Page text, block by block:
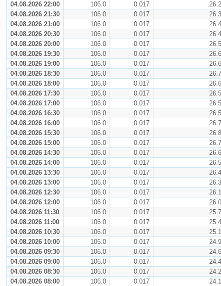
04.08.2026 22:00
106.0 0.017
26.2
04.08.2026 21:30
106.0 0.017
26.3
04.08.2026 21:00
106.0 0.017
26.4
04.08.2026 20:30
106.0 0.017
26.4
04.08.2026 20:00
106.0 0.017
26.5
04.08.2026 19:30
106.0 0.017
26.6
04.08.2026 19:00
106.0 0.017
26.6
04.08.2026 18:30
106.0 0.017
26.7
04.08.2026 18:00
106.0 0.017
26.6
04.08.2026 17:30
106.0 0.017
26.5
04.08.2026 17:00
106.0 0.017
26.5
04.08.2026 16:30
106.0 0.017
26.5
04.08.2026 16:00
106.0 0.017
26.7
04.08.2026 15:30
106.0 0.017
26.8
04.08.2026 15:00
106.0 0.017
26.7
04.08.2026 14:30
106.0 0.017
26.6
04.08.2026 14:00
106.0 0.017
26.5
04.08.2026 13:30
106.0 0.017
26.4
04.08.2026 13:00
106.0 0.017
26.3
04.08.2026 12:30
106.0 0.017
26.1
04.08.2026 12:00
106.0 0.017
26.0
04.08.2026 11:30
106.0 0.017
25.7
04.08.2026 11:00
106.0 0.017
25.4
04.08.2026 10:30
106.0 0.017
25.1
04.08.2026 10:00
106.0 0.017
24.9
04.08.2026 09:30
106.0 0.017
24.6
04.08.2026 09:00
106.0 0.017
24.4
04.08.2026 08:30
106.0 0.017
24.2
04.08.2026 08:00
106.0 0.017
24.1